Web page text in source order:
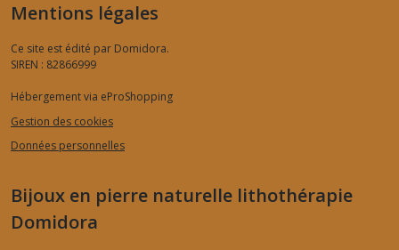
Mentions légales
Ce site est édité par Domidora.
SIREN : 82866999
Hébergement via eProShopping
Gestion des cookies
Données personnelles
Bijoux en pierre naturelle lithothérapie
Domidora